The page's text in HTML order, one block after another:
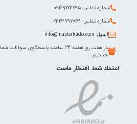
شماره تماس: 09129622795
شماره تماس: 09123797049
ایمیل: info@masterkado.com
در هفت روز هفته 24 ساعته پاسخگوی سوالات شما
هستیم.
اعتماد شما، افتخار ماست